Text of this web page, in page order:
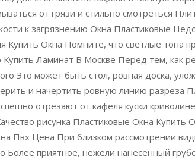
от грязи и стильно смотреться
к загрязнению Окна Пластиковые
Окна Помните, что светлые тона
Купить Ламинат В Москве Перед тем, как
Это может быть стол, ровная доска,
и начертить ровную линию разреза
отрезают от кафеля куски
рисунка Пластиковые Окна Купить
Пвх Цена При близком рассмотрении
Более при­ятное, нежели нанесенный